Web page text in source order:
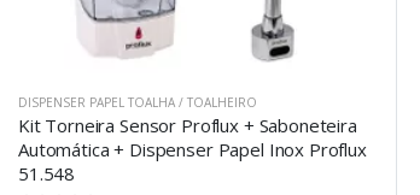
DISPENSER PAPEL TOALHA / TOALHEIRO
Kit Torneira Sensor Proflux + Saboneteira
Automática + Dispenser Papel Inox Proflux
51.548